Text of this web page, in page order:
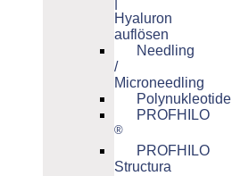
Hyaluron
auflösen
Needling
/
Microneedling
Polynukleotide
PROFHILO
®
PROFHILO
Structura